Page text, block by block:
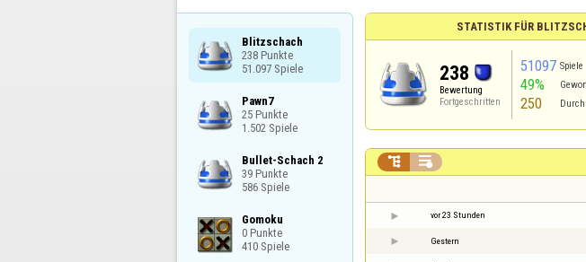
Blitzschach
238 Punkte
51.097 Spiele
Pawn7
25 Punkte
1.502 Spiele
Bullet-Schach 2
39 Punkte
586 Spiele
Gomoku
0 Punkte
410 Spiele
STATISTIK FÜR
238
Bewertung
Fortgeschritten
51097 Spiele
49%
250
 
vor 23 Stunden
Gestern